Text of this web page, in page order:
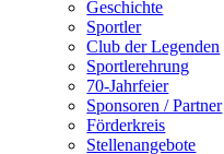
Geschichte
Sportler
Club der Legenden
Sportlerehrung
70-Jahrfeier
Sponsoren / Partner
Förderkreis
Stellenangebote